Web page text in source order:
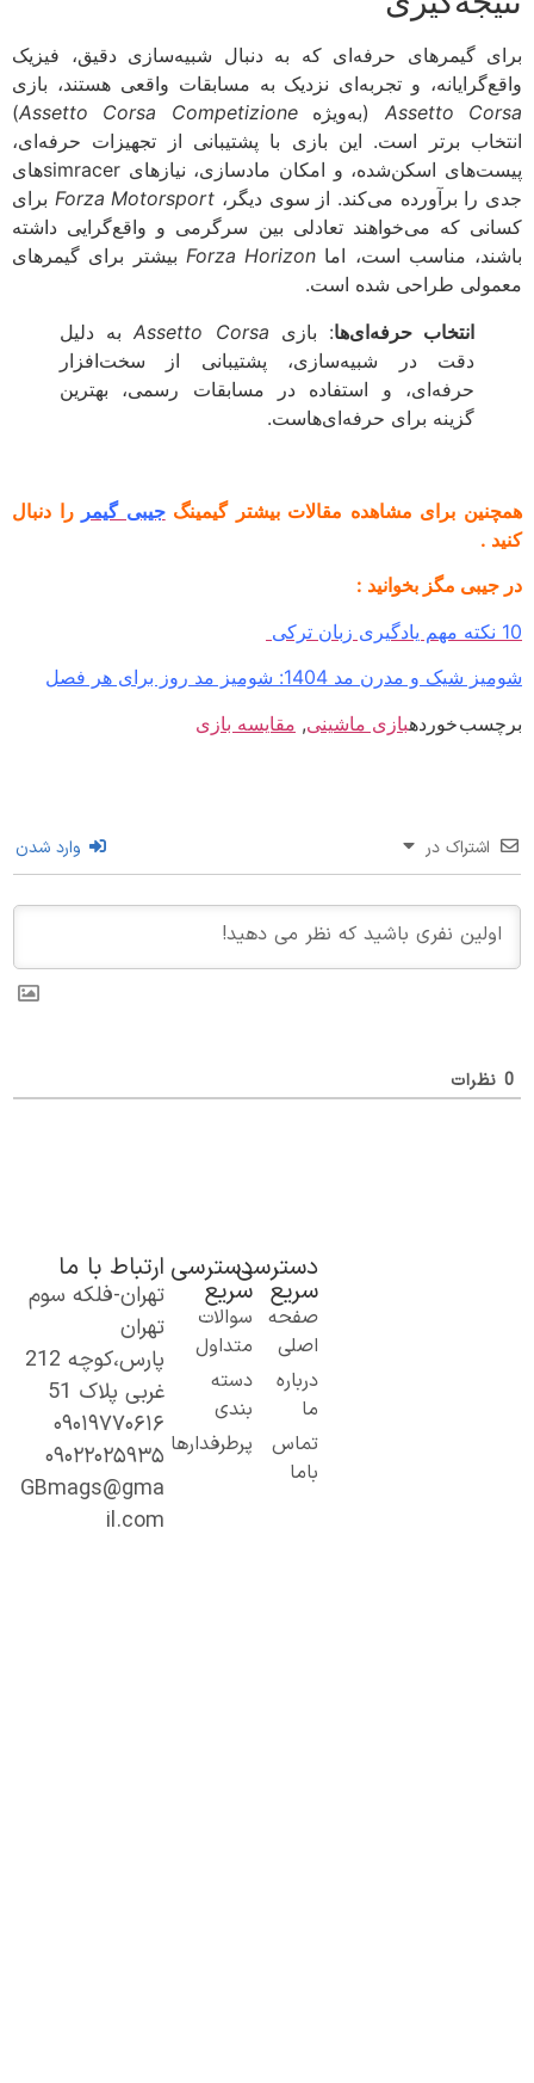
گیمرهای حرفه‌ای که به دنبال شبیه‌سازی دقیق، فیزیک
و تجربه‌ای نزدیک به مسابقات واقعی هستند، بازی
Assetto(به‌ویژهAssetto Corsa Competizione
)
برتر است. این بازی با پشتیبانی از تجهیزات حرفه‌ای،
پیست‌های اسکن‌شده، و امکان مادسازی، نیازهای simracerهای
را برآورده می‌کند. از سوی دیگر،Forza Motorsportبرای
که می‌خواهند تعادلی بین سرگرمی و واقع‌گرایی داشته
مناسب است، اما Forza Horizonبیشتر برای گیمرهای
طراحی شده است.
انتخاب حرفه‌ای‌ها: بازیAssetto Corsaبه دلیل
دقت در شبیه‌سازی، پشتیبانی از سخت‌افزار
حرفه‌ای، و استفاده در مسابقات رسمی، بهترین
گزینه برای حرفه‌ای‌هاست.
برای مشاهده مقالات بیشتر گیمینگجیبی گیمررا دنبال
.
مگز بخوانید :
و مدرن مد 1404: شومیز مد روز برای هر فصل
خوردهبازی ماشینی,مقایسه بازی
اشتراک در وارد شدن
دسترسی
سریع
صفحه
اصلی
درباره
تماس
دسترسی
سریع
سوالات
متداول
دسته
بندی
پرطرفدارها
ارتباط با ما
تهران-فلکه سوم
تهران
پارس،کوچه 212
غربی پلاک 51
۰۹۰۱۹۷۷۰۶۱۶
۰۹۰۲۲۰۲۵۹۳۵
GBmags@gma
il.com